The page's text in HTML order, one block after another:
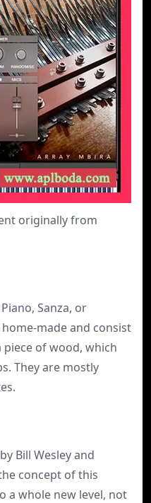
originally from
Sanza, or
made and consist
of wood, which
They are mostly
Bill Wesley and
concept of this
a whole new level, not